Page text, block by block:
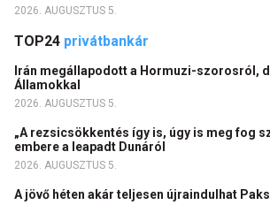
2026. AUGUSZTUS 5.
TOP24 privátbankár
Irán megállapodott a Hormuzi-szorosról,
Államokkal
2026. AUGUSZTUS 5.
„A rezsicsökkentés így is, úgy is meg fog
embere a leapadt Dunáról
2026. AUGUSZTUS 5.
A jövő héten akár teljesen újraindulhat